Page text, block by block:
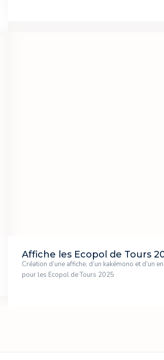
Affiche les Ecopol de Tours
Création d’une affiche, d’un kakémono et d’un
pour les Ecopol de Tours 2025